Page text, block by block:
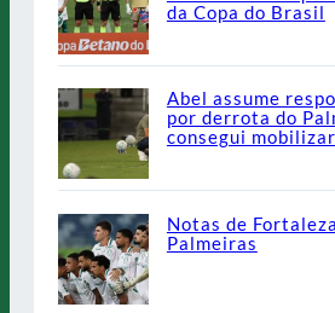
da Copa do Brasil
Abel assume
por derrota do
consegui
Notas de
Palmeiras